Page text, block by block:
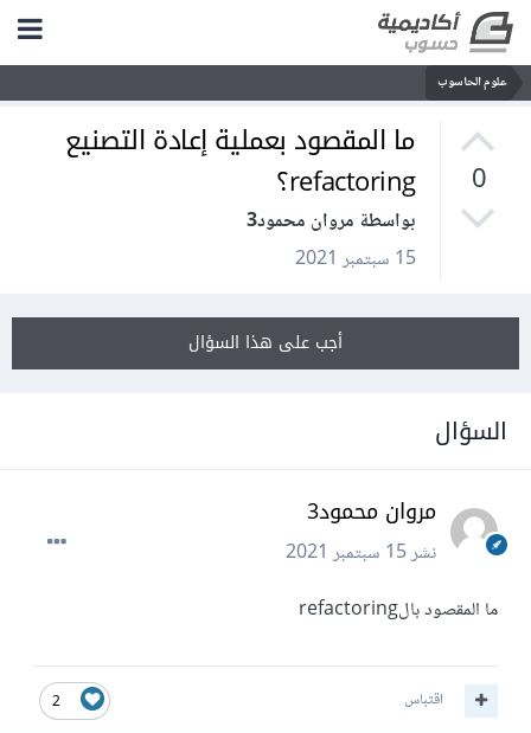
علوم الحاسوب
0
ما المقصود بعملية إعادة التصنيع
refactoring؟
بواسطة مروان محمود3
15 سبتمبر 2021
أجب على هذا السؤال
السؤال
مروان محمود3
نشر15 سبتمبر 2021
ما المقصود بالrefactoring
2 اقتباس